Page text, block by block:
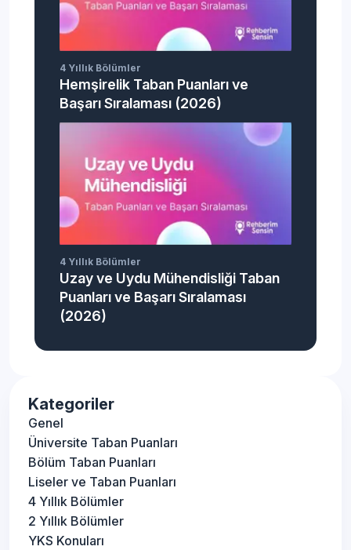
4 Yıllık Bölümler
Hemşirelik Taban Puanları ve
Başarı Sıralaması (2026)
4 Yıllık Bölümler
Uzay ve Uydu Mühendisliği Taban
Puanları ve Başarı Sıralaması
(2026)
Kategoriler
Genel
Üniversite Taban Puanları
Bölüm Taban Puanları
Liseler ve Taban Puanları
4 Yıllık Bölümler
2 Yıllık Bölümler
YKS Konuları